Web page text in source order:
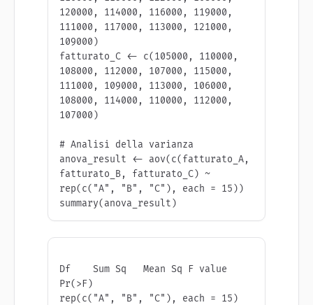
120000, 114000, 116000, 119000,
111000, 117000, 113000, 121000,
109000)
fatturato_C <- c(105000, 110000,
108000, 112000, 107000, 115000,
111000, 109000, 113000, 106000,
108000, 114000, 110000, 112000,
107000)
# Analisi della varianza
anova_result <- aov(c(fatturato_A,
fatturato_B, fatturato_C) ~
rep(c("A", "B", "C"), each = 15))
summary(anova_result)
Df    Sum Sq   Mean Sq F value
Pr(>F)
rep(c("A", "B", "C"), each = 15)